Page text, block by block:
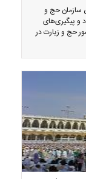
سازمان حج و
و پیگیری‌های
حج و زیارت در